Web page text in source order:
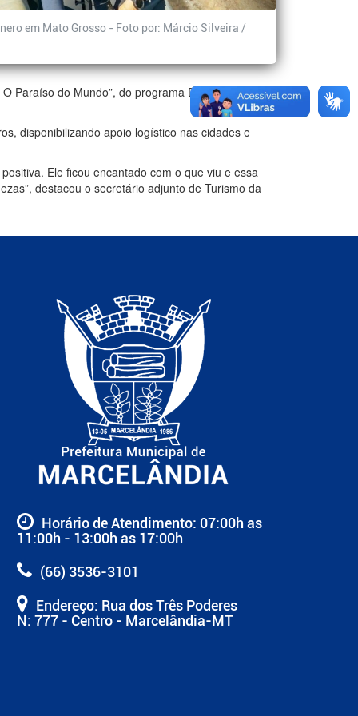
em Mato Grosso - Foto por: Márcio Silveira /
Paraíso do Mundo”, do programa Domingo
disponibilizando apoio logístico nas cidades e
Ele ficou encantado com o que viu e essa
destacou o secretário adjunto de Turismo da
Horário de Atendimento: 07:00h as
11:00h - 13:00h as 17:00h
(66) 3536-3101
Endereço: Rua dos Três Poderes
N: 777 - Centro - Marcelândia-MT